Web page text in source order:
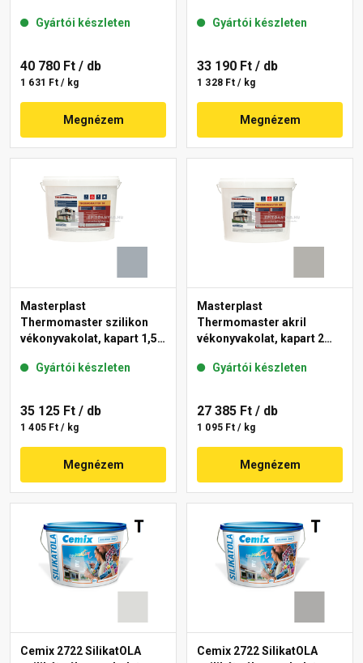
Gyártói készleten
40 780 Ft / db
1 631 Ft / kg
Megnézem
Gyártói készleten
33 190 Ft / db
1 328 Ft / kg
Megnézem
Masterplast
Thermomaster szilikon
vékonyvakolat, kapart 1,5
Gyártói készleten
35 125 Ft / db
1 405 Ft / kg
Megnézem
Masterplast
Thermomaster akril
vékonyvakolat, kapart 2
Gyártói készleten
27 385 Ft / db
1 095 Ft / kg
Megnézem
Cemix 2722 SilikatOLA
Cemix 2722 SilikatOLA